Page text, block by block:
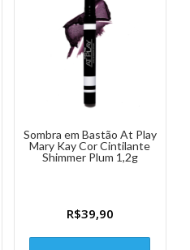
Sombra em Bastão At Play
Mary Kay Cor Cintilante
Shimmer Plum 1,2g
R$39,90